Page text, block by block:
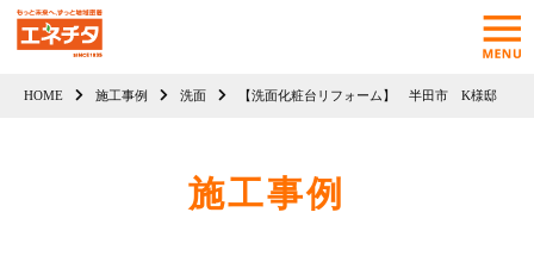
HOME 施工事例 洗面 【洗面化粧台リフォーム】 半田市 K様邸
施工事例